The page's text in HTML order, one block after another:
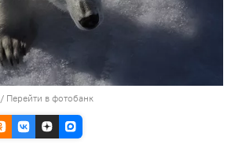
/ Перейти в фотобанк